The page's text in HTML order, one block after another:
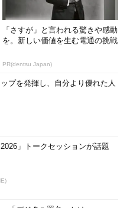
「さすが」と言われる驚きや感動
を。新しい価値を生む電通の挑戦
PR(dentsu Japan)
プを発揮し、自分より優れた人
」トークセッションが話題